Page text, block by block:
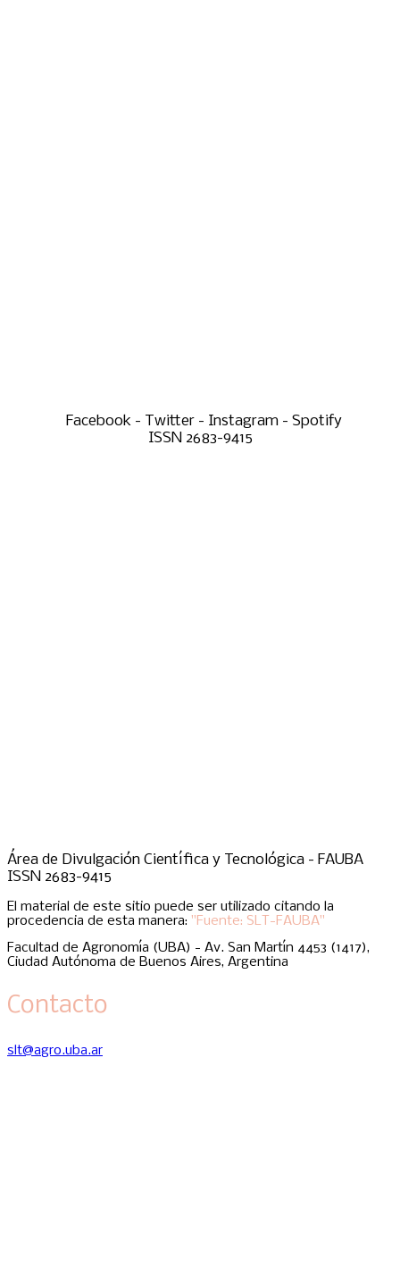
Facebook - Twitter - Instagram - Spotify
ISSN 2683-9415
Área de Divulgación Científica y Tecnológica - FAUBA
ISSN 2683-9415
El material de este sitio puede ser utilizado citando la
procedencia de esta manera: "Fuente: SLT-FAUBA"
Facultad de Agronomía (UBA) - Av. San Martín 4453 (1417),
Ciudad Autónoma de Buenos Aires, Argentina
Contacto
slt@agro.uba.ar